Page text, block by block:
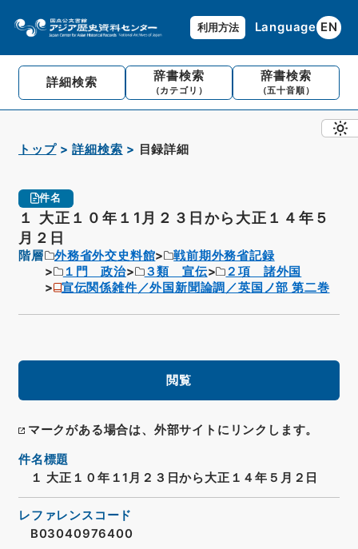
利用方法 Language EN
詳細検索 辞書検索
（カテゴリ）
辞書検索
（五十音順）
トップ 詳細検索 目録詳細
件名
１ 大正１０年１1月２３日から大正１４年５
月２日
階層 外務省外交史料館
戦前期外務省記録
１門 政治
３類 宣伝
２項 諸外国
宣伝関係雑件／外国新聞論調／英国ノ部 第二巻
閲覧
マークがある場合は、外部サイトにリンクします。
件名標題
１ 大正１０年１1月２３日から大正１４年５月２日
レファレンスコード
B03040976400